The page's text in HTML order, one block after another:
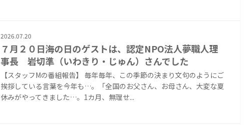
2026.07.20
７月２０日海の日のゲストは、認定NPO法人夢職人理
事長 岩切準（いわきり・じゅん）さんでした
【スタッフMの番組報告】 毎年毎年、この季節の決まり文句のようにご
挨拶している言葉を今年も…。「全国のお父さん、お母さん、大変な夏
休みがやってきました…。1カ月、無理せ...